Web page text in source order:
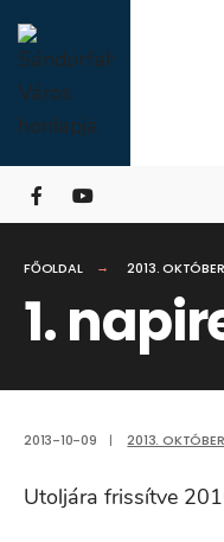
Skip
to
content
FŐOLDAL 2013. OKTÓBER
1.
2013-10-09 | 2013. OKTÓBER
Utoljára frissítve
for: